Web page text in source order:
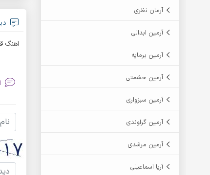
آرمان نظری
آرمین ابدالی
آرمین برمایه
آرمین حشمتی
آرمین سبزواری
آرمین گراوندی
آرمین مرشدی
آریا اسماعیلی
اهنگ